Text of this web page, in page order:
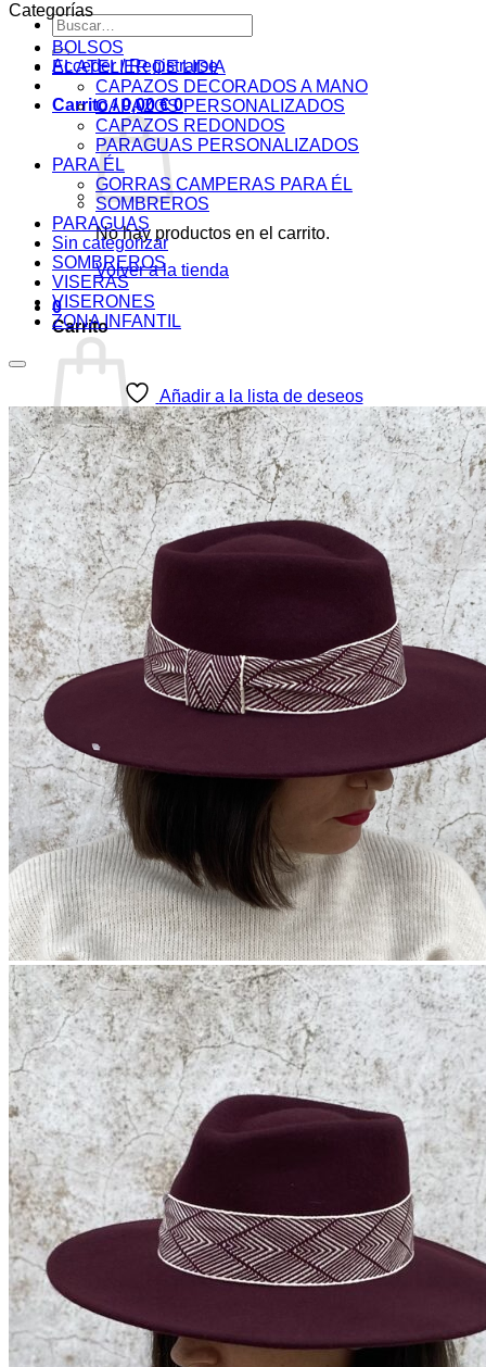
Buscar
por:
Acceder / Registrarse
Carrito /0,00€ 0
No hay productos en el carrito.
Volver a la tienda
0
Carrito
No hay productos en el carrito.
Volver a la tienda
Categorías
BOLSOS
EL ATELIER DE LIDIA
CAPAZOS DECORADOS A MANO
CAPAZOS PERSONALIZADOS
CAPAZOS REDONDOS
PARAGUAS PERSONALIZADOS
PARA ÉL
GORRAS CAMPERAS PARA ÉL
SOMBREROS
PARAGUAS
Sin categorizar
SOMBREROS
VISERAS
VISERONES
ZONA INFANTIL
Añadir a la lista de deseos